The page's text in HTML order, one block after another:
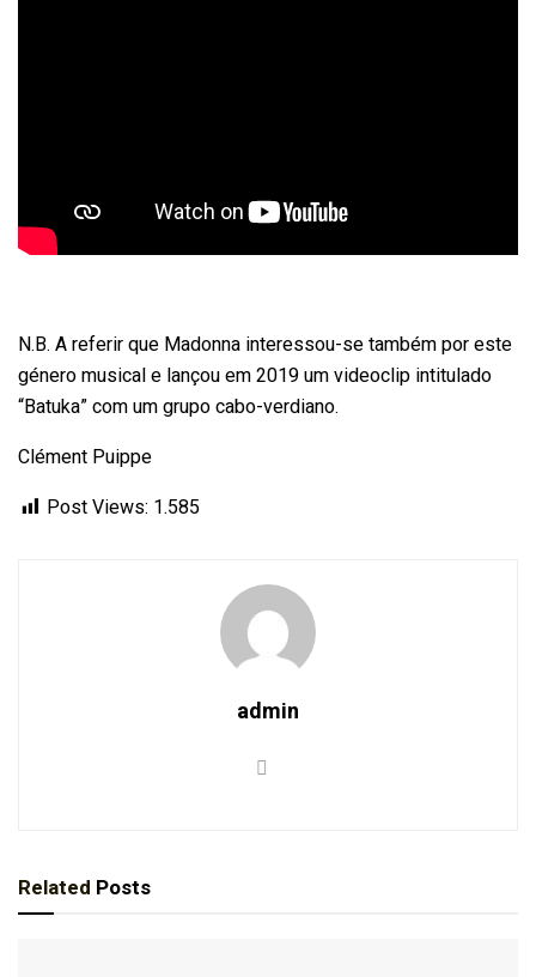
N.B. A referir que Madonna interessou-se também por este
género musical e lançou em 2019 um videoclip intitulado
“Batuka” com um grupo cabo-verdiano.
Clément Puippe
Post Views: 1.585
admin
Related Posts